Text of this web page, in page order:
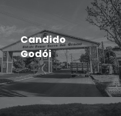
Candido
Godói